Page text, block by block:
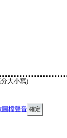
大小寫)
圖檔聲音